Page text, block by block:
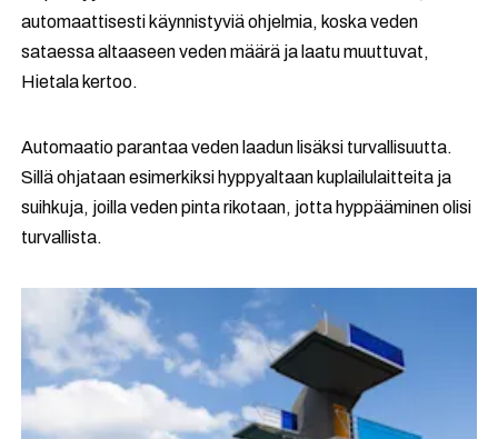
automaattisesti käynnistyviä ohjelmia, koska veden
sataessa altaaseen veden määrä ja laatu muuttuvat,
Hietala kertoo.
Automaatio parantaa veden laadun lisäksi turvallisuutta.
Sillä ohjataan esimerkiksi hyppyaltaan kuplailulaitteita ja
suihkuja, joilla veden pinta rikotaan, jotta hyppääminen olisi
turvallista.